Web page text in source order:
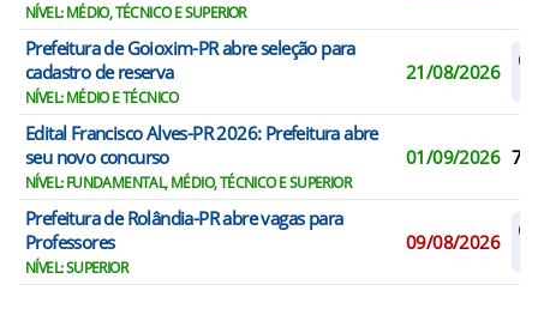
NÍVEL: MÉDIO, TÉCNICO E SUPERIOR
Prefeitura de Goioxim-PR abre seleção para
cadastro de reserva
NÍVEL: MÉDIO E TÉCNICO
21/08/2026
Edital Francisco Alves-PR 2026: Prefeitura abre
seu novo concurso
NÍVEL: FUNDAMENTAL, MÉDIO, TÉCNICO E SUPERIOR
01/09/2026 7
Prefeitura de Rolândia-PR abre vagas para
Professores
NÍVEL: SUPERIOR
09/08/2026